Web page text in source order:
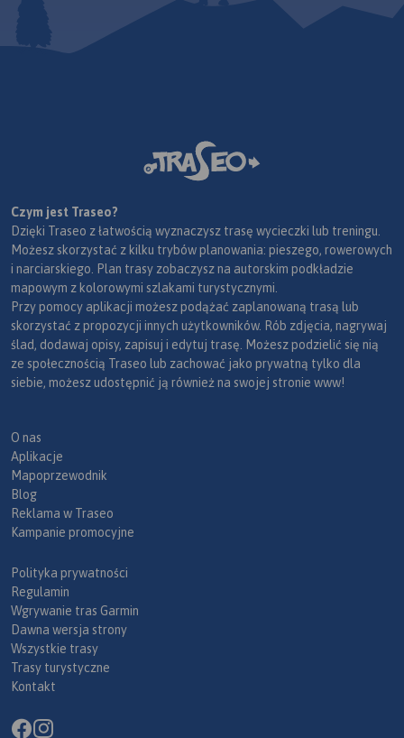
Czym jest Traseo?
Dzięki Traseo z łatwością wyznaczysz trasę wycieczki lub treningu.
Możesz skorzystać z kilku trybów planowania: pieszego, rowerowych
i narciarskiego. Plan trasy zobaczysz na autorskim podkładzie
mapowym z kolorowymi szlakami turystycznymi.
Przy pomocy aplikacji możesz podążać zaplanowaną trasą lub
skorzystać z propozycji innych użytkowników. Rób zdjęcia, nagrywaj
ślad, dodawaj opisy, zapisuj i edytuj trasę. Możesz podzielić się nią
ze społecznością Traseo lub zachować jako prywatną tylko dla
siebie, możesz udostępnić ją również na swojej stronie www!
O nas
Aplikacje
Mapoprzewodnik
Blog
Reklama w Traseo
Kampanie promocyjne
Polityka prywatności
Regulamin
Wgrywanie tras Garmin
Dawna wersja strony
Wszystkie trasy
Trasy turystyczne
Kontakt